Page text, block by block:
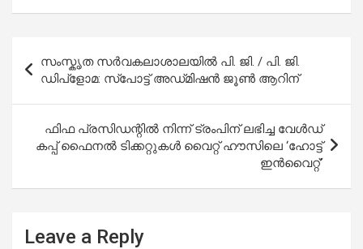
navigation
സംസ്കൃത സർവകലാശാലയിൽ പി. ജി. / പി. ജി.
ഡിപ്ളോമ: സ്പോട്ട് അഡ്‌മിഷൻ ജൂൺ ആറിന്
ഫിഫ പ്രസിഡന്റിൽ നിന്ന് ട്രംപിന് ലഭിച്ച വേൾഡ്
കപ്പ് ഫൈനൽ ടിക്കറ്റുകൾ വൈറ്റ് ഹൗസിലെ ‘ഹോട്ട്
ഇൻവൈറ്റ്’
Leave a Reply